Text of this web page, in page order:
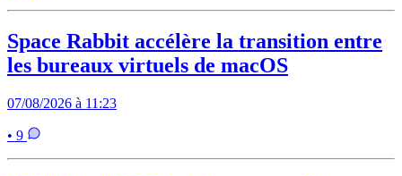
Space Rabbit accélère la transition entre
les bureaux virtuels de macOS
07/08/2026 à 11:23
• 9